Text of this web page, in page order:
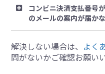
コンビニ決済支払番号
のメールの案内が届かな
解決しない場合は、 よく
問がないかご確認お願い